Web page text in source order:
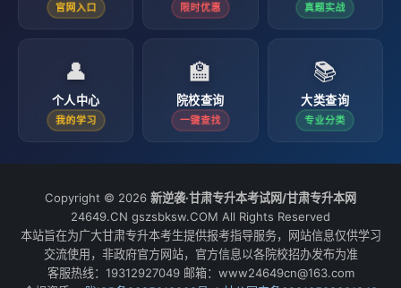
官网入口 限时优惠 真题实战
👤
个人中心
我的学习
🏫
院校查询
一键查找
📚
大类查询
专业分类
Copyright © 2026 新逆袭·甘肃专升本考试网/甘肃专升本网
24649.CN gszsbksw.COM All Rights Reserved
本站旨在为广大甘肃专升本考生提供报考指导服务，网站信息仅供学习
交流使用，非政府官方网站，官方信息以各院校招办发布为准
客服热线：19312927049 邮箱：www24649cn@163.com